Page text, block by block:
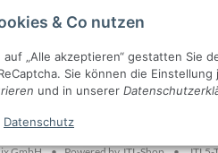
& Co nutzen
auf „Alle akzeptieren“ gestatten Sie
Sie können die
und in unserer
Datenschutz